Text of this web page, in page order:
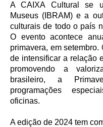
A CAIXA Cultural se
Museus (IBRAM) e a
culturais de todo o país
O evento acontece
primavera, em
de intensificar a relação
promovendo a
brasileiro, a
programações
oficinas.
A edição de 2024 tem